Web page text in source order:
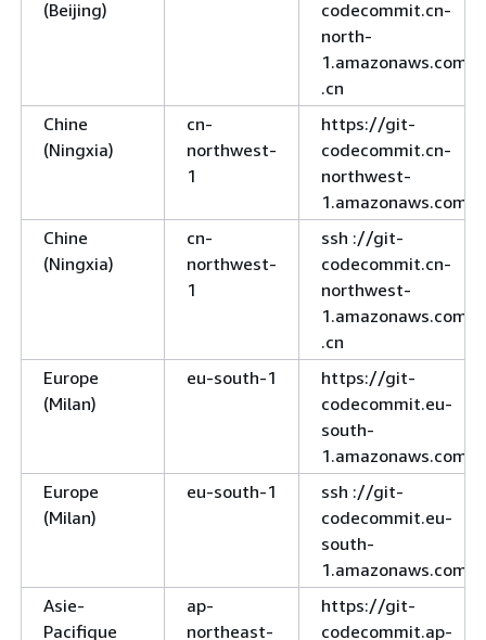
(Beijing)
codecommit.cn-
north-
1.amazonaws.com
.cn
Chine
(Ningxia)
cn-
northwest-
1
https://git-
codecommit.cn-
northwest-
Chine
(Ningxia)
cn-
northwest-
1
ssh ://git-
codecommit.cn-
northwest-
1.amazonaws.com
.cn
Europe
(Milan)
eu-south-1
https://git-
codecommit.eu-
south-
1.amazonaws.com
Europe
(Milan)
eu-south-1
ssh ://git-
codecommit.eu-
south-
1.amazonaws.com
Asie-
Pacifique
ap-
northeast-
https://git-
codecommit.ap-